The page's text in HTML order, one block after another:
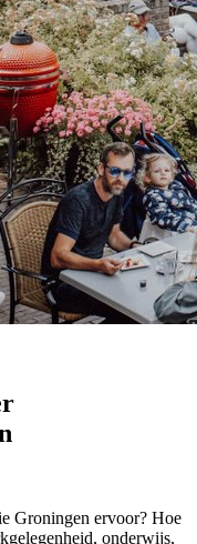
Groningen ervoor? Hoe
onderwijs,